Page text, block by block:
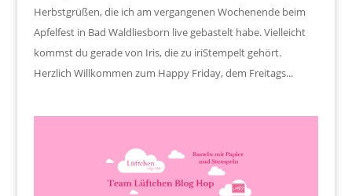
Herbstgrüßen, die ich am vergangenen Wochenende beim
Apfelfest in Bad Waldliesborn live gebastelt habe. Vielleicht
kommst du gerade von Iris, die zu iriStempelt gehört.
Herzlich Willkommen zum Happy Friday, dem Freitags...